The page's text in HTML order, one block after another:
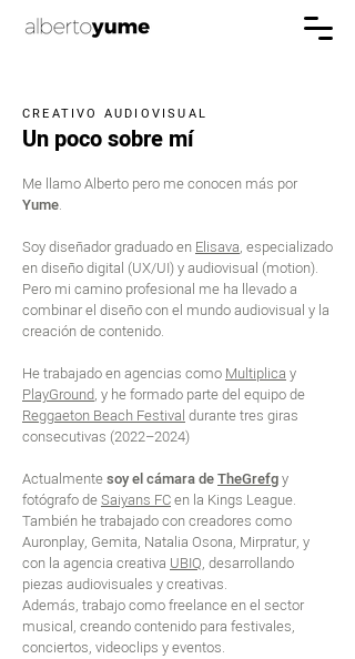
CREATIVO AUDIOVISUAL
Un poco sobre mí
Me llamo Alberto pero me conocen más por
Yume.
​Soy diseñador graduado en Elisava, especializado
en diseño digital (UX/UI) y audiovisual (motion).
Pero mi camino profesional me ha llevado a
combinar el diseño con el mundo audiovisual y la
creación de contenido.
He trabajado en agencias como Multiplica y
PlayGround, y he formado parte del equipo de
Reggaeton Beach Festival durante tres giras
consecutivas (2022–2024)
Actualmentesoy el cámara deTheGrefgy
fotógrafo deSaiyans FCen la Kings League.
También he trabajado con creadores como
Auronplay, Gemita, Natalia Osona, Mirpratur, y
con la agencia creativa UBIQ, desarrollando
piezas audiovisuales y creativas.
​Además, trabajo como freelance en el sector
musical, creando contenido para festivales,
conciertos, videoclips y eventos.